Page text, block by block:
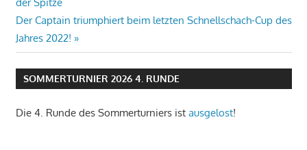
Nächster
Beitrag:
Der Captain triumphiert beim letzten Schnellschach-Cup des
Jahres 2022!
SOMMERTURNIER 2026 4. RUNDE
Die 4. Runde des Sommerturniers ist ausgelost!